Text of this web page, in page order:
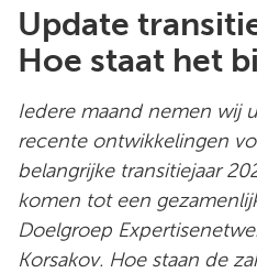
Update
Hoe staat het
Iedere maand nemen wij
recente ontwikkelingen
belangrijke transitiejaar
komen tot een
Doelgroep
Korsakov. Hoe staan de